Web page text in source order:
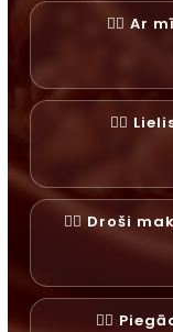
✓⃝ Ar
✓⃝
✓⃝ Droši
✓⃝